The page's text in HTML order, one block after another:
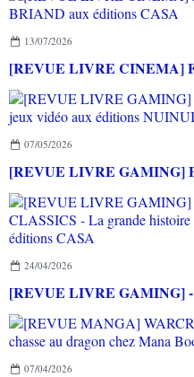
13/07/2026
07/05/2026
24/04/2026
07/04/2026